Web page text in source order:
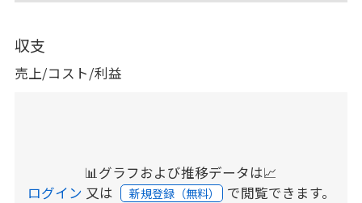
収支
売上/コスト/利益
📊グラフおよび推移データは📈
ログイン 又は 新規登録（無料） で閲覧できます。